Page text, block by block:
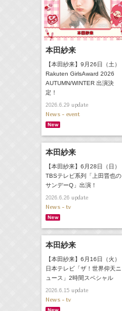
本田紗来
【本田紗来】9月26日（土）
Rakuten GirlsAward 2026
AUTUMN/WINTER 出演決
定！
2026.6.29update
News - event
本田紗来
【本田紗来】6月28日（日）
TBSテレビ系列「上田晋也の
サンデーQ」出演！
2026.6.26update
News - tv
本田紗来
【本田紗来】6月16日（火）
日本テレビ「ザ！世界仰天ニ
ュース」2時間スペシャル
2026.6.15update
News - tv